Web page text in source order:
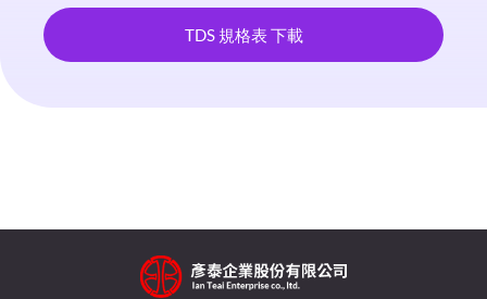
TDS 規格表 下載